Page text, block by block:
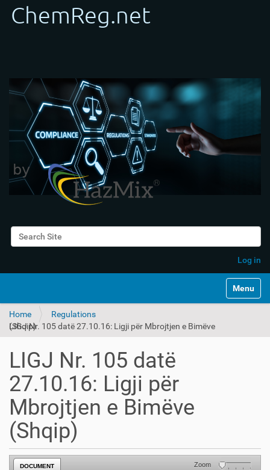
Search Site
Log in
Toggle
Home
Regulations
LIGJ Nr. 105 datë 27.10.16: Ligji për Mbrojtjen e Bimëve (Shqip)
LIGJ Nr. 105 datë
27.10.16: Ligji për
Mbrojtjen e Bimëve
(Shqip)
DOCUMENT Zoom